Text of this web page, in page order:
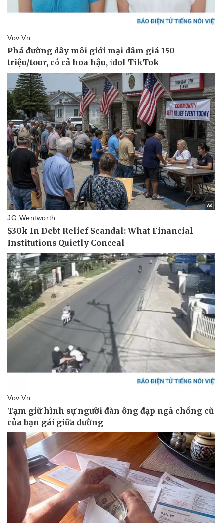
Hậu trường